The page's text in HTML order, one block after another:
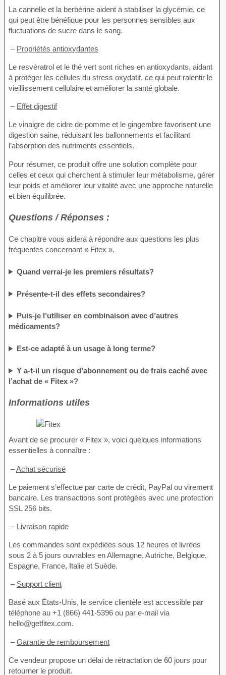
La cannelle et la berbérine aident à stabiliser la glycémie, ce
qui peut être bénéfique pour les personnes sensibles aux
fluctuations de sucre dans le sang.
– Propriétés antioxydantes
Le resvératrol et le thé vert sont riches en antioxydants, aidant
à protéger les cellules du stress oxydatif, ce qui peut ralentir le
vieillissement cellulaire et améliorer la santé globale.
– Effet digestif
Le vinaigre de cidre de pomme et le gingembre favorisent une
digestion saine, réduisant les ballonnements et facilitant
l’absorption des nutriments essentiels.
Pour résumer, ce produit offre une solution complète pour
celles et ceux qui cherchent à stimuler leur métabolisme, gérer
leur poids et améliorer leur vitalité avec une approche naturelle
et bien équilibrée.
Questions / Réponses :
Ce chapitre vous aidera à répondre aux questions les plus
fréquentes concernant « Fitex ».
Quand verrai-je les premiers résultats?
Présente-t-il des effets secondaires?
Puis-je l’utiliser en combinaison avec d’autres
médicaments?
Est-ce adapté à un usage à long terme?
Y a-t-il un risque d’abonnement ou de frais caché avec
l’achat de « Fitex »?
Informations utiles
Avant de se procurer « Fitex », voici quelques informations
essentielles à connaître :
–Achat sécurisé
Le paiement s’effectue par carte de crédit, PayPal ou virement
bancaire. Les transactions sont protégées avec une protection
SSL 256 bits.
– Livraison rapide
Les commandes sont expédiées sous 12 heures et livrées
sous 2 à 5 jours ouvrables en Allemagne, Autriche, Belgique,
Espagne, France, Italie et Suède.
– Support client
Basé aux États-Unis, le service clientèle est accessible par
téléphone au +1 (866) 441-5396 ou par e-mail via
hello@getfitex.com.
–Garantie de remboursement
Ce vendeur propose un délai de rétractation de 60 jours pour
retourner le produit.